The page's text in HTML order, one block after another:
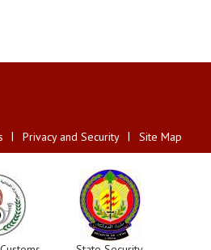
Privacy and Security Site Map